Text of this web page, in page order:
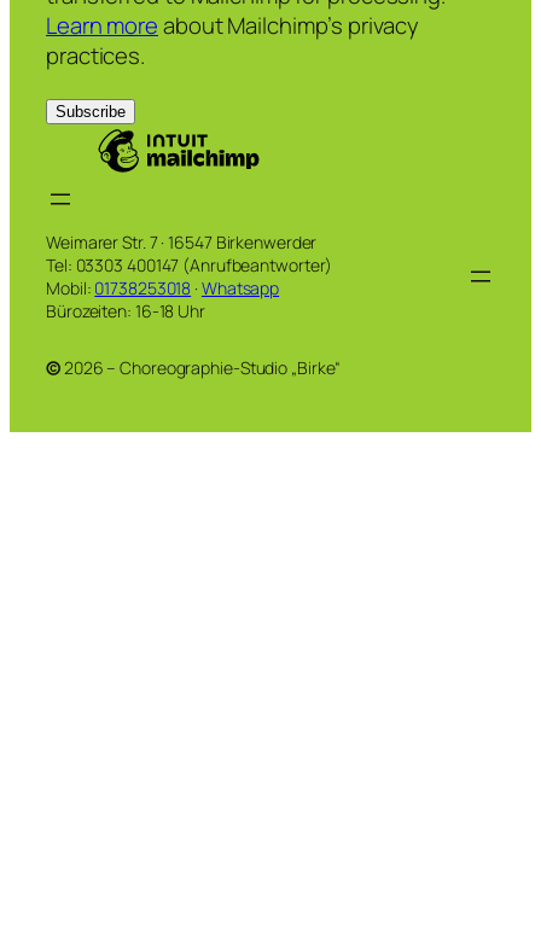
Learn moreabout Mailchimp’s privacy
practices.
Weimarer Str. 7 · 16547 Birkenwerder
Tel: 03303 400147 (Anrufbeantworter)
Mobil: 01738253018 · Whatsapp
Bürozeiten: 16-18 Uhr
©2026 – Choreographie-Studio „Birke“